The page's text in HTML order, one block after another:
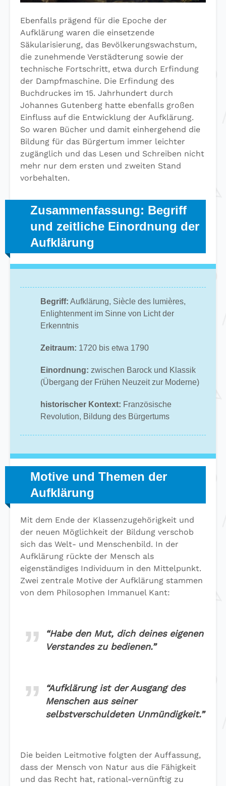
Ebenfalls prägend für die Epoche der
Aufklärung waren die einsetzende
Säkularisierung, das Bevölkerungswachstum,
die zunehmende Verstädterung sowie der
technische Fortschritt, etwa durch Erfindung
der Dampfmaschine. Die Erfindung des
Buchdruckes im 15. Jahrhundert durch
Johannes Gutenberg hatte ebenfalls großen
Einfluss auf die Entwicklung der Aufklärung.
So waren Bücher und damit einhergehend die
Bildung für das Bürgertum immer leichter
zugänglich und das Lesen und Schreiben nicht
mehr nur dem ersten und zweiten Stand
vorbehalten.
Zusammenfassung: Begriff
und zeitliche Einordnung der
Aufklärung
Begriff: Aufklärung, Siècle des lumières,
Enlightenment im Sinne von Licht der
Erkenntnis
Zeitraum: 1720 bis etwa 1790
Einordnung: zwischen Barock und Klassik
(Übergang der Frühen Neuzeit zur Moderne)
historischer Kontext: Französische
Revolution, Bildung des Bürgertums
Motive und Themen der
Aufklärung
Mit dem Ende der Klassenzugehörigkeit und
der neuen Möglichkeit der Bildung verschob
sich das Welt- und Menschenbild. In der
Aufklärung rückte der Mensch als
eigenständiges Individuum in den Mittelpunkt.
Zwei zentrale Motive der Aufklärung stammen
von dem Philosophen Immanuel Kant:
“Habe den Mut, dich deines eigenen
Verstandes zu bedienen.”
“Aufklärung ist der Ausgang des
Menschen aus seiner
selbstverschuldeten Unmündigkeit.”
Die beiden Leitmotive folgten der Auffassung,
dass der Mensch von Natur aus die Fähigkeit
und das Recht hat, rational-vernünftig zu